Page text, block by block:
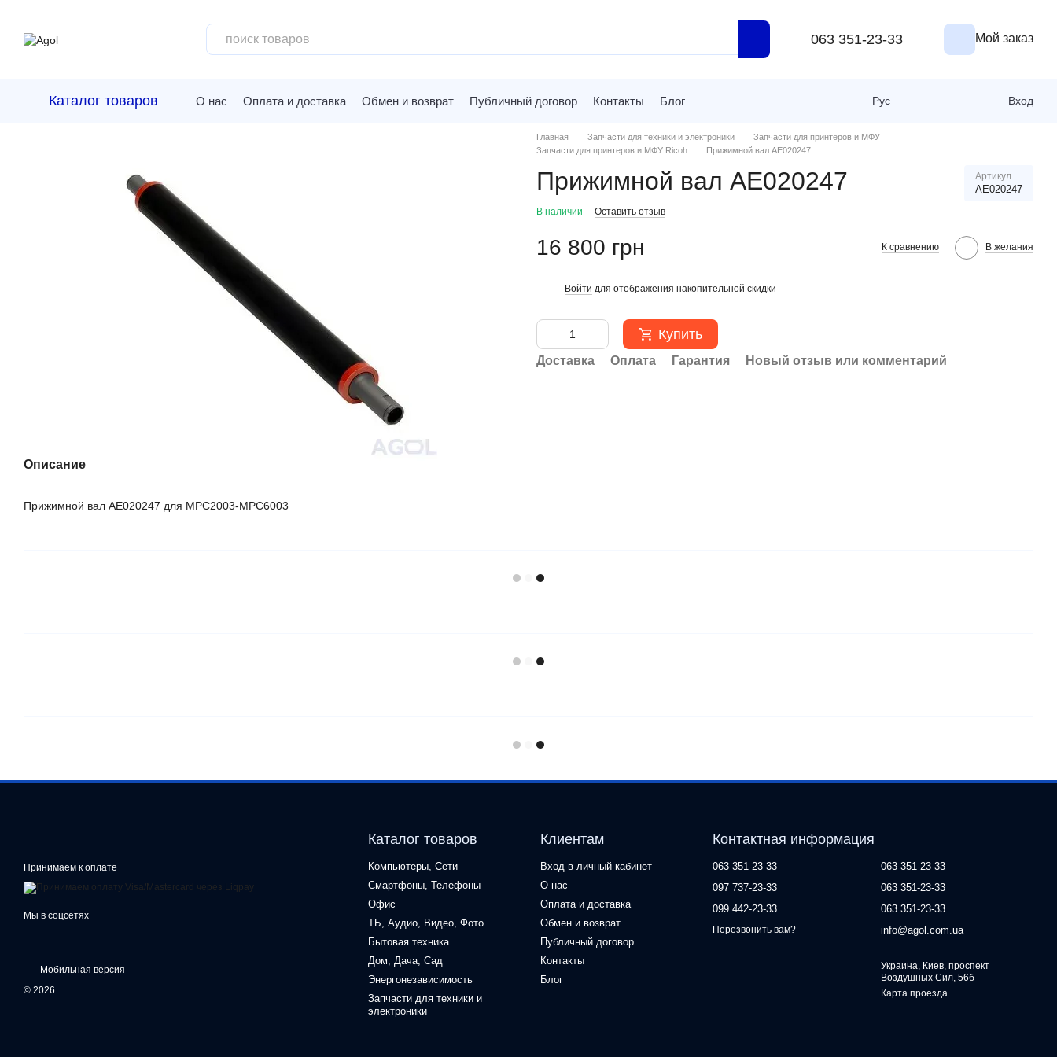
063 351-23-33 Мой заказ
Каталог товаров О нас Оплата и доставка Обмен и возврат Публичный договор Контакты Блог Рус Вход
Описание
Прижимной вал AE020247 для MPC2003-MPC6003
Главная Запчасти для техники и электроники
Запчасти для принтеров и МФУ
Запчасти для принтеров и МФУ Ricoh
Прижимной вал AE020247
Прижимной вал AE020247 Артикул
AE020247
В наличии Оставить отзыв
16 800 грн К сравнению В желания
Войти для отображения накопительной скидки
Купить
Доставка Оплата Гарантия Новый отзыв или комментарий
Принимаем к оплате
Мы в соцсетях
Мобильная версия
© 2026
Каталог товаров
Компьютеры, Сети
Смартфоны, Телефоны
Офис
ТБ, Аудио, Видео, Фото
Бытовая техника
Дом, Дача, Сад
Энергонезависимость
Запчасти для техники и
электроники
Клиентам
Вход в личный кабинет
О нас
Оплата и доставка
Обмен и возврат
Публичный договор
Контакты
Блог
Контактная информация
063 351-23-33
097 737-23-33
099 442-23-33
Перезвонить вам?
063 351-23-33
063 351-23-33
063 351-23-33
info@agol.com.ua
Украина, Киев, проспект
Воздушных Сил, 56б
Карта проезда